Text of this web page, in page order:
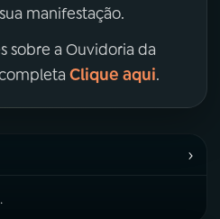
manifestação.
sobre a Ouvidoria da
Clique aqui.
›